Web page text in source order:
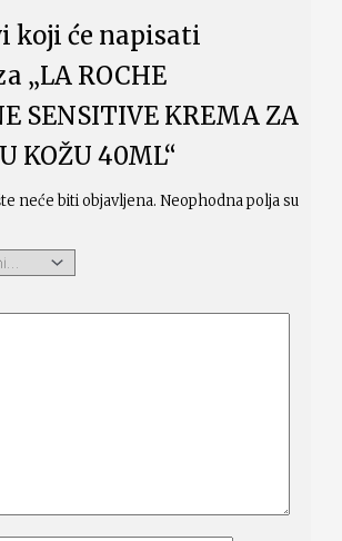
koji će napisati
„LA ROCHE
SENSITIVE KREMA ZA
KOŽU 40ML“
neće biti objavljena. Neophodna polja su